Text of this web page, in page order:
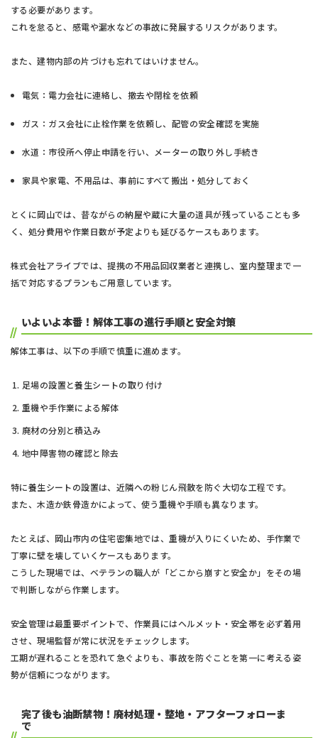
する必要があります。
これを怠ると、感電や漏水などの事故に発展するリスクがあります。
また、建物内部の片づけも忘れてはいけません。
電気：電力会社に連絡し、撤去や閉栓を依頼
ガス：ガス会社に止栓作業を依頼し、配管の安全確認を実施
水道：市役所へ停止申請を行い、メーターの取り外し手続き
家具や家電、不用品は、事前にすべて搬出・処分しておく
とくに岡山では、昔ながらの納屋や蔵に大量の道具が残っていることも多
く、処分費用や作業日数が予定よりも延びるケースもあります。
株式会社アライブでは、提携の不用品回収業者と連携し、室内整理まで一
括で対応するプランもご用意しています。
いよいよ本番！解体工事の進行手順と安全対策
解体工事は、以下の手順で慎重に進めます。
足場の設置と養生シートの取り付け
重機や手作業による解体
廃材の分別と積込み
地中障害物の確認と除去
特に養生シートの設置は、近隣への粉じん飛散を防ぐ大切な工程です。
また、木造か鉄骨造かによって、使う重機や手順も異なります。
たとえば、岡山市内の住宅密集地では、重機が入りにくいため、手作業で
丁寧に壁を壊していくケースもあります。
こうした現場では、ベテランの職人が「どこから崩すと安全か」をその場
で判断しながら作業します。
安全管理は最重要ポイントで、作業員にはヘルメット・安全帯を必ず着用
させ、現場監督が常に状況をチェックします。
工期が遅れることを恐れて急ぐよりも、事故を防ぐことを第一に考える姿
勢が信頼につながります。
完了後も油断禁物！廃材処理・整地・アフターフォローま
で